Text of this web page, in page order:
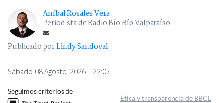
Aníbal Rosales Vera
Periodista de Radio Bío Bío Valparaíso
Publicado porLindy Sandoval
Sábado 08 Agosto, 2026 | 22:07
Seguimos criterios de
Ética y transparencia de BBCL